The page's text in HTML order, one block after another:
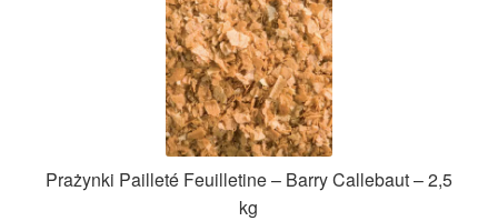
Prażynki Pailleté Feuilletine – Barry Callebaut – 2,5
kg